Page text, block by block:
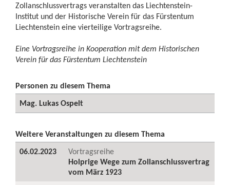
Zollanschlussvertrags veranstalten das Liechtenstein-
Institut und der Historische Verein für das Fürstentum
Liechtenstein eine vierteilige Vortragsreihe.
Eine Vortragsreihe in Kooperation mit dem Historischen
Verein für das Fürstentum Liechtenstein
Personen zu diesem Thema
Mag. Lukas Ospelt
Weitere Veranstaltungen zu diesem Thema
06.02.2023
Vortragsreihe
Holprige Wege zum Zollanschlussvertrag
vom März 1923